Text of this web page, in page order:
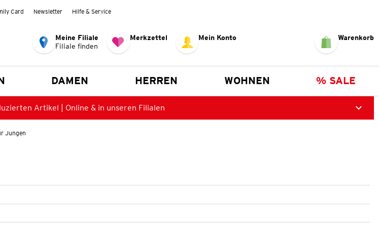
Card Newsletter Hilfe & Service
Meine Filiale
Filiale finden
Merkzettel Mein Konto Warenkorb
DAMEN HERREN WOHNEN % SALE
Artikel | Online & in unseren Filialen
Jungen